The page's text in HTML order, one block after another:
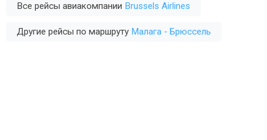
Все рейсы авиакомпании Brussels Airlines
Другие рейсы по маршруту Малага - Брюссель